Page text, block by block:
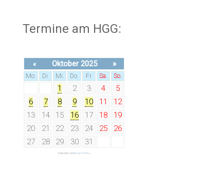
Termine am HGG:
« Oktober 2025 »
Mo. Di. Mi. Do. Fr. Sa. So.
1 2 3 4
5
6
7 8 9 10 11
12
13
14 15 16 17 18
19
20
21 22 23 24 25
26
27
28 29 30 31
Kalender vonKieran O'Shea